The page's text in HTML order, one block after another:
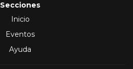
Secciones
Inicio
Eventos
Ayuda